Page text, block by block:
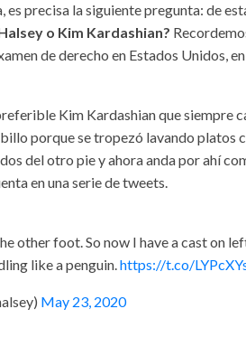
precisa la siguiente pregunta: de
o Kim Kardashian?
de derecho en Estados Unidos,
Kim Kardashian que siempre
porque se tropezó lavando platos
del otro pie y ahora anda por ahí
en una serie de tweets.
other foot. So now I have a cast on
like a penguin.https://t.co/
May 23, 2020